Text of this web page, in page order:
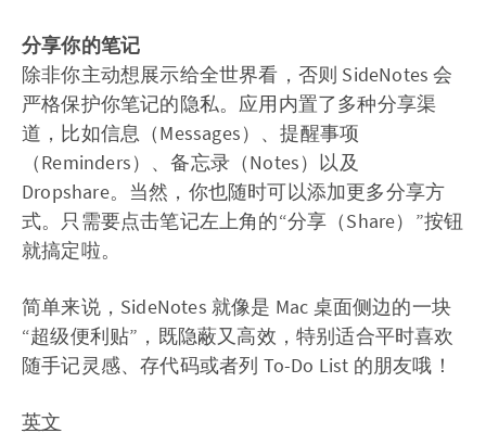
分享你的笔记
除非你主动想展示给全世界看，否则 SideNotes 会
严格保护你笔记的隐私。应用内置了多种分享渠
道，比如信息（Messages）、提醒事项
（Reminders）、备忘录（Notes）以及
Dropshare。当然，你也随时可以添加更多分享方
式。只需要点击笔记左上角的“分享（Share）”按钮
就搞定啦。
简单来说，SideNotes 就像是 Mac 桌面侧边的一块
“超级便利贴”，既隐蔽又高效，特别适合平时喜欢
随手记灵感、存代码或者列 To-Do List 的朋友哦！
英文